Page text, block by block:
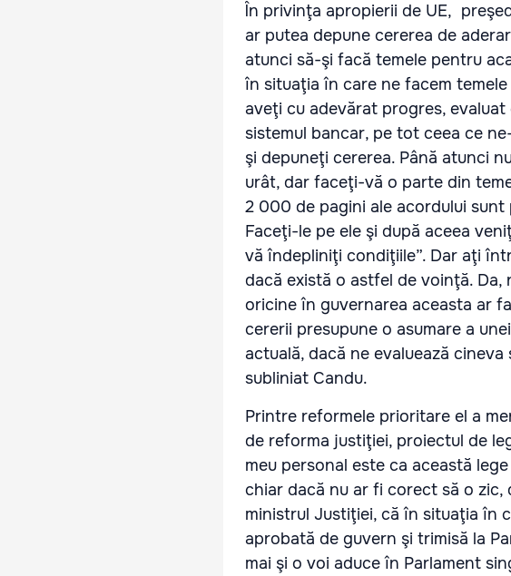
În privinţa apropierii de UE,
ar putea depune cererea de
atunci să-şi facă temele pentru
în situaţia în care ne facem
aveţi cu adevărat progres,
sistemul bancar, pe tot ceea ce
şi depuneţi cererea. Până atunci
urât, dar faceţi-vă o parte din
2 000 de pagini ale acordului
Faceţi-le pe ele şi după aceea
vă îndepliniţi condiţiile”. Dar aţi
dacă există o astfel de voinţă. Da,
oricine în guvernarea aceasta ar
cererii presupune o asumare a
actuală, dacă ne evaluează
subliniat Candu.
Printre reformele prioritare el a
de reforma justiţiei, proiectul de
meu personal este ca această
chiar dacă nu ar fi corect să o
ministrul Justiţiei, că în situaţia în
aprobată de guvern şi trimisă la
mai şi o voi aduce în Parlament